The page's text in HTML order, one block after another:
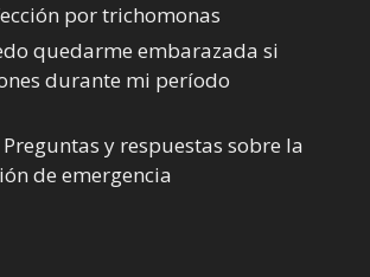
por trichomonas
quedarme embarazada si
durante mi perí­odo
Preguntas y respuestas sobre la
de emergencia